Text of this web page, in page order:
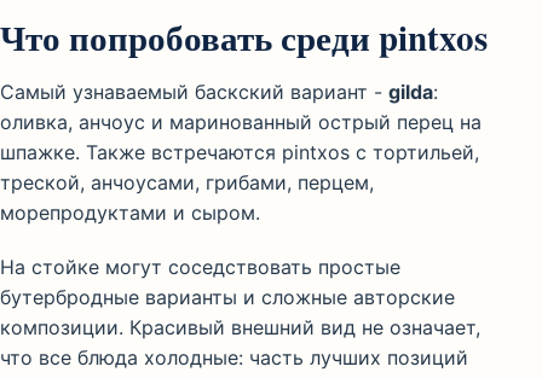
Что попробовать среди pintxos
Самый узнаваемый баскский вариант - gilda:
оливка, анчоус и маринованный острый перец на
шпажке. Также встречаются pintxos с тортильей,
треской, анчоусами, грибами, перцем,
морепродуктами и сыром.
На стойке могут соседствовать простые
бутербродные варианты и сложные авторские
композиции. Красивый внешний вид не означает,
что все блюда холодные: часть лучших позиций